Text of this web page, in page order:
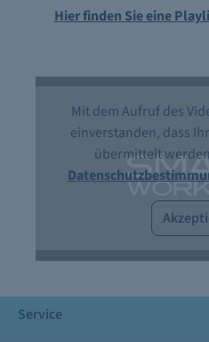
Hier finden Sie eine
Mit dem Aufruf des
einverstanden, dass
übermittelt
Service